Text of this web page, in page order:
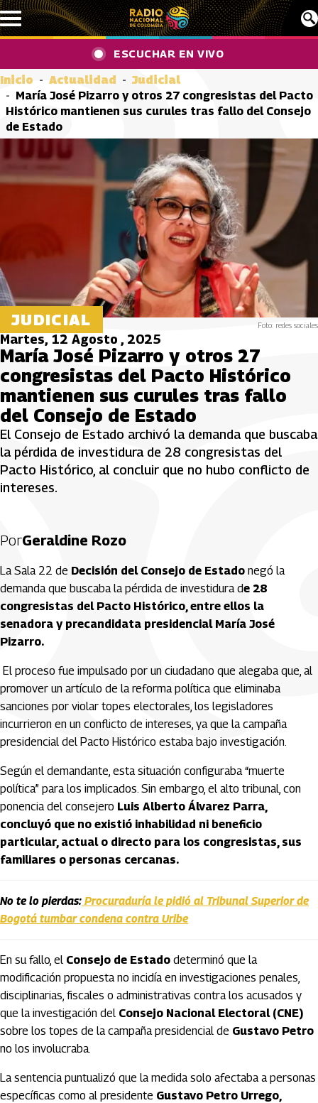
Pasar al contenido principal
ESCUCHAR EN VIVO
Inicio Actualidad
Judicial
María José Pizarro y otros 27 congresistas del Pacto
Histórico mantienen sus curules tras fallo del Consejo
de Estado
JUDICIAL Foto: redes sociales
Martes, 12 Agosto , 2025
María José Pizarro y otros 27
congresistas del Pacto Histórico
mantienen sus curules tras fallo
del Consejo de Estado
El Consejo de Estado archivó la demanda que buscaba
la pérdida de investidura de 28 congresistas del
Pacto Histórico, al concluir que no hubo conflicto de
intereses.
PorGeraldine Rozo
La Sala 22 de Decisión del Consejo de Estado negó la
demanda que buscaba la pérdida de investidura de 28
congresistas del Pacto Histórico, entre ellos la
senadora y precandidata presidencial María José
Pizarro.
El proceso fue impulsado por un ciudadano que alegaba que, al
promover un artículo de la reforma política que eliminaba
sanciones por violar topes electorales, los legisladores
incurrieron en un conflicto de intereses, ya que la campaña
presidencial del Pacto Histórico estaba bajo investigación.
Según el demandante, esta situación configuraba “muerte
política” para los implicados. Sin embargo, el alto tribunal, con
ponencia del consejero Luis Alberto Álvarez Parra,
concluyó que no existió inhabilidad ni beneficio
particular, actual o directo para los congresistas, sus
familiares o personas cercanas.
No te lo pierdas: Procuraduría le pidió al Tribunal Superior de
Bogotá tumbar condena contra Uribe
En su fallo, el Consejo de Estado determinó que la
modificación propuesta no incidía en investigaciones penales,
disciplinarias, fiscales o administrativas contra los acusados y
que la investigación del Consejo Nacional Electoral (CNE)
sobre los topes de la campaña presidencial de Gustavo Petro
no los involucraba.
La sentencia puntualizó que la medida solo afectaba a personas
específicas como al presidente Gustavo Petro Urrego,